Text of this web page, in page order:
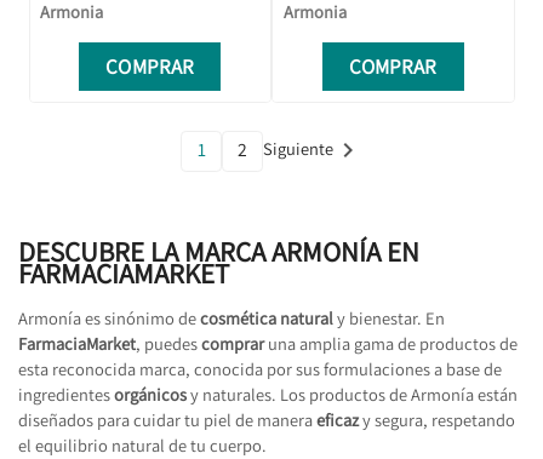
Armonia
COMPRAR
Armonia
COMPRAR
1 2 Siguiente 
DESCUBRE LA MARCA ARMONÍA EN
FARMACIAMARKET
Armonía es sinónimo decosmética naturaly bienestar. En
FarmaciaMarket, puedescompraruna amplia gama de productos de
esta reconocida marca, conocida por sus formulaciones a base de
ingredientesorgánicosy naturales. Los productos de Armonía están
diseñados para cuidar tu piel de maneraeficazy segura, respetando
el equilibrio natural de tu cuerpo.